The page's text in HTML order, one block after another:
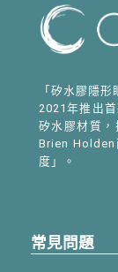
「矽水膠隱形
2021年推出
矽水膠材質
Brien
度」。
常見問題